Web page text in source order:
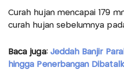
Curah hujan mencapai 179
curah hujan sebelumnya
Baca juga: Jeddah Banjir
hingga Penerbangan